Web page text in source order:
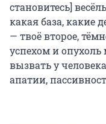
становитесь]
какая база,
— твоё второе,
успехом и
вызвать у
апатии,